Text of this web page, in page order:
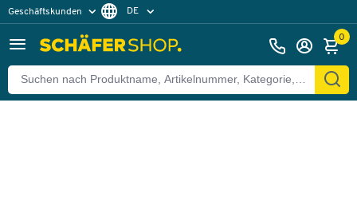
Geschäftskunden DE
0
Zurück